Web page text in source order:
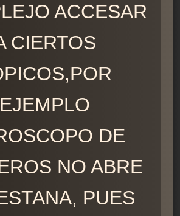
ACCESAR
CIERTOS
EJEMPLO
DE
NO ABRE
PUES